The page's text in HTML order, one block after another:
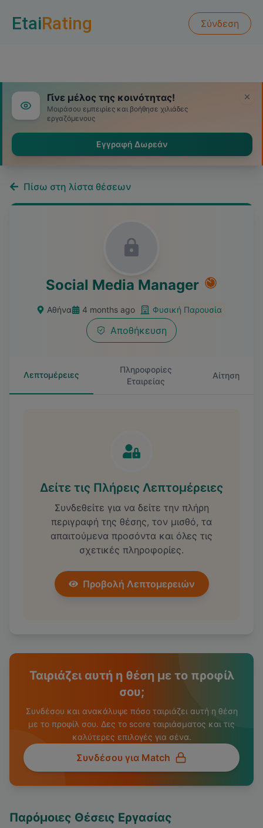
EtaiRating Σύνδεση
Γίνε μέλος της κοινότητας!
Μοιράσου εμπειρίες και βοήθησε χιλιάδες
εργαζόμενους
Εγγραφή Δωρεάν
Πίσω στη λίστα θέσεων
Social Media Manager
Αθήνα 4 months ago Φυσική Παρουσία
Αποθήκευση
Λεπτομέρειες
Πληροφορίες
Εταιρείας
Αίτηση
Δείτε τις Πλήρεις Λεπτομέρειες
Συνδεθείτε για να δείτε την πλήρη
περιγραφή της θέσης, τον μισθό, τα
απαιτούμενα προσόντα και όλες τις
σχετικές πληροφορίες.
Προβολή Λεπτομερειών
Ταιριάζει αυτή η θέση με το προφίλ
σου;
Συνδέσου και ανακάλυψε πόσο ταιριάζει αυτή η θέση
με το προφίλ σου. Δες το score ταιριάσματος και τις
καλύτερες επιλογές για σένα.
Συνδέσου για Match
Παρόμοιες Θέσεις Εργασίας